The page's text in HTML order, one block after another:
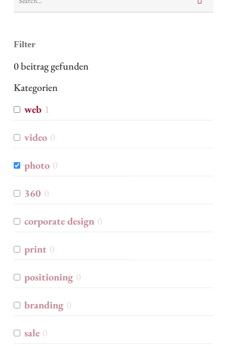
Filter
0beitrag gefunden
Kategorien
web 1
video 0
photo 0
360 0
corporate design 0
print 0
positioning 0
branding 0
sale 0